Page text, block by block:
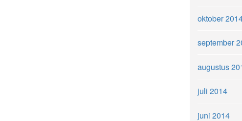
oktober
september
augustus
juli 2014
juni 2014